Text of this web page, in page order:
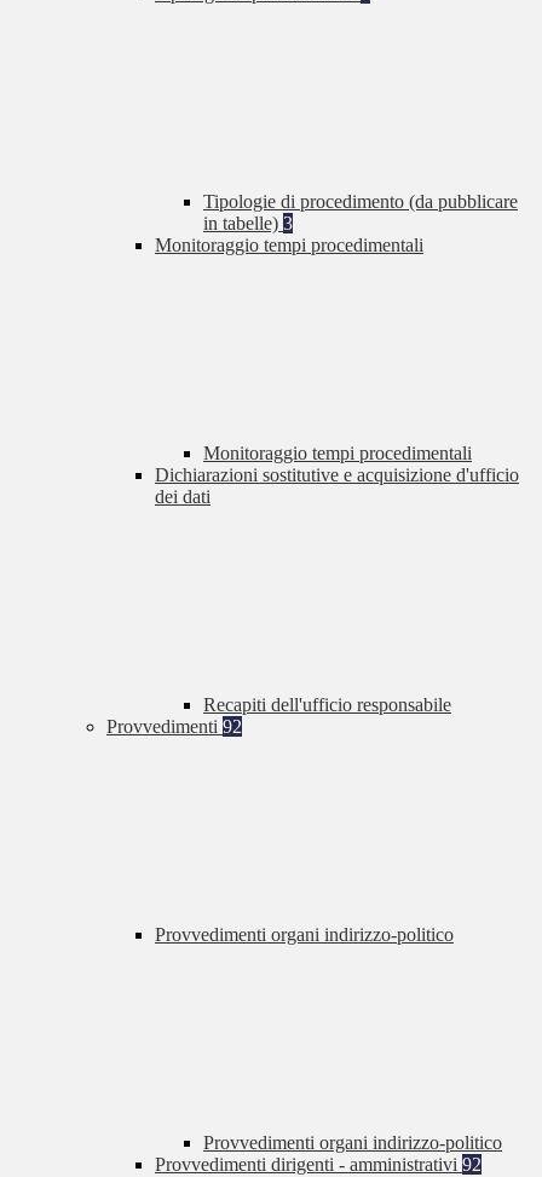
Tipologie di procedimento (da pubblicare
in tabelle) 3
Monitoraggio tempi procedimentali
Monitoraggio tempi procedimentali
Dichiarazioni sostitutive e acquisizione d'ufficio
dei dati
Recapiti dell'ufficio responsabile
Provvedimenti 92
Provvedimenti organi indirizzo-politico
Provvedimenti organi indirizzo-politico
Provvedimenti dirigenti - amministrativi 92